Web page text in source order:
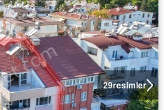
29resimler